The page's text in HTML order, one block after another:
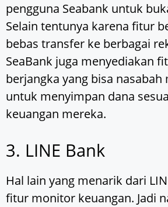
pengguna Seabank untuk
Selain tentunya karena fitur
bebas transfer ke berbagai
SeaBank juga menyediakan
berjangka yang bisa nasabah
untuk menyimpan dana
keuangan mereka.
3. LINE Bank
Hal lain yang menarik dari
fitur monitor keuangan. Jadi